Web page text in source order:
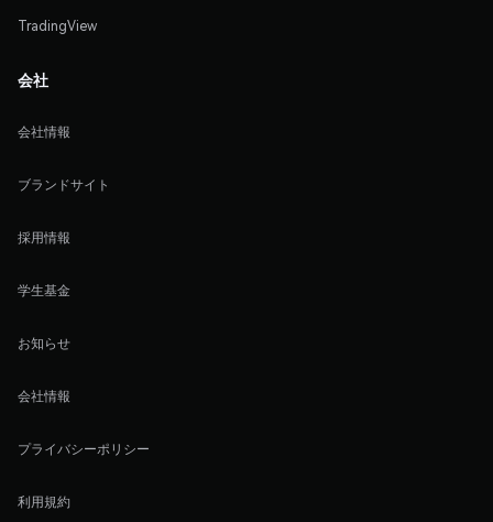
TradingView
会社
会社情報
ブランドサイト
採用情報
学生基金
お知らせ
会社情報
プライバシーポリシー
利用規約